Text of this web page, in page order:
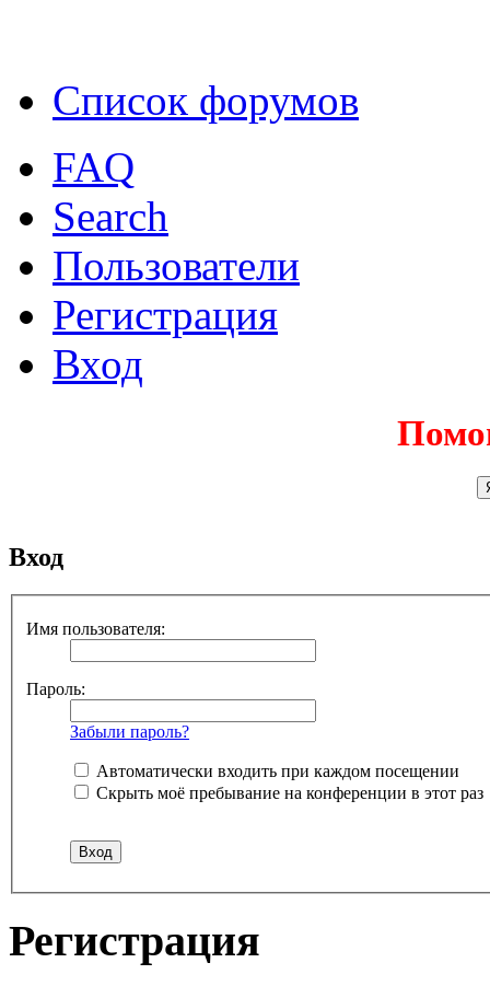
Список форумов
FAQ
Search
Пользователи
Регистрация
Вход
Вход
Имя пользователя:
Пароль:
Забыли пароль?
Автоматически входить при каждом посещении
Скрыть моё пребывание на конференции в этот раз
Регистрация